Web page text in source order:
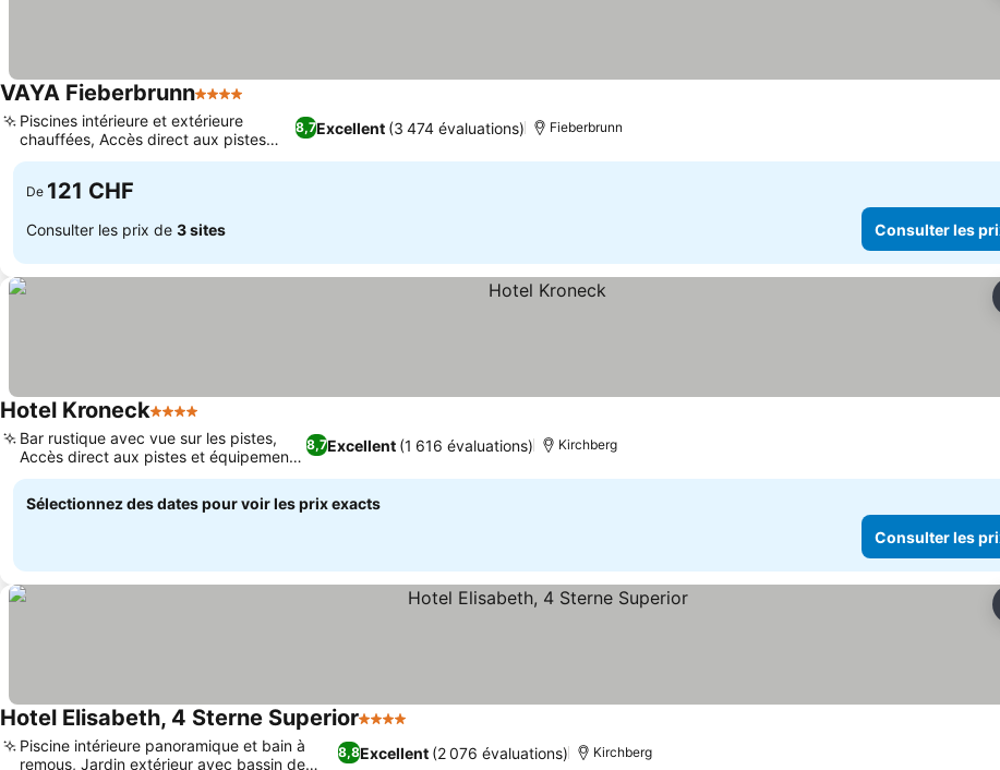
VAYA Fieberbrunn4 Étoiles
8,7Excellent (3 474 évaluations)
Piscines intérieure et extérieure
chauffées, Accès direct aux pistes
avec casier
Fieberbrunn
De 121 CHF
Consulter les prix de 3 sites Consulter les
Hotel Kroneck4 Étoiles
8,7Excellent (1 616 évaluations)
Bar rustique avec vue sur les pistes,
Accès direct aux pistes et équipements
de ski
Kirchberg
Sélectionnez des dates pour voir les prix exacts
Consulter les
Hotel Elisabeth, 4 Sterne Superior4 Étoiles
8,8Excellent (2 076 évaluations)
Piscine intérieure panoramique et bain à
remous, Jardin extérieur avec bassin de
Kirchberg